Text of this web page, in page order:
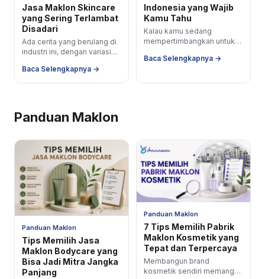
Jasa Maklon Skincare
yang Sering Terlambat
Disadari
Ada cerita yang berulang di
industri ini, dengan variasi
yang sama. Seorang brand
owner...
Baca Selengkapnya →
Indonesia yang Wajib
Kamu Tahu
Kalau kamu sedang
mempertimbangkan untuk
satu hal yang pasti tren
sedang...
Baca Selengkapnya →
Panduan Maklon
Panduan Maklon
Tips Memilih Jasa
Maklon Bodycare yang
Bisa Jadi Mitra Jangka
Panjang
Panduan Maklon
7 Tips Memilih Pabrik
Maklon Kosmetik yang
Tepat dan Terpercaya
Membangun brand
kosmetik sendiri memang